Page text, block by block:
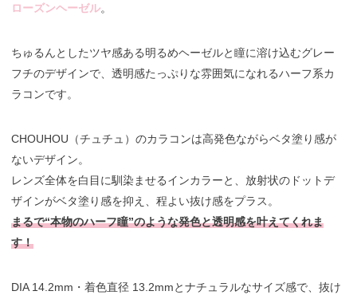
ローズンヘーゼル。
ちゅるんとしたツヤ感ある明るめヘーゼルと瞳に溶け込むグレー
フチのデザインで、透明感たっぷりな雰囲気になれるハーフ系カ
ラコンです。
CHOUHOU（チュチュ）のカラコンは高発色ながらベタ塗り感が
ないデザイン。
レンズ全体を白目に馴染ませるインカラーと、放射状のドットデ
ザインがベタ塗り感を抑え、程よい抜け感をプラス。
まるで“本物のハーフ瞳”のような発色と透明感を叶えてくれま
す！
DIA 14.2mm・着色直径 13.2mmとナチュラルなサイズ感で、抜け